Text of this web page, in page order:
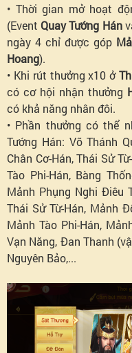
• Thời gian mở hoạt
(Event Quay Tướng Hán
ngày 4 chỉ được góp
Hoang).
• Khi rút thưởng x10 ở
có cơ hội nhận thưởng
có khả năng nhân đôi.
• Phần thưởng có thể
Tướng Hán: Võ Thánh
Chân Cơ-Hán, Thái Sử
Tào Phi-Hán, Bàng
Mảnh Phụng Nghi Điêu
Thái Sử Từ-Hán, Mảnh
Mảnh Tào Phi-Hán,
Vạn Năng, Đan Thanh
Nguyên Bảo,...